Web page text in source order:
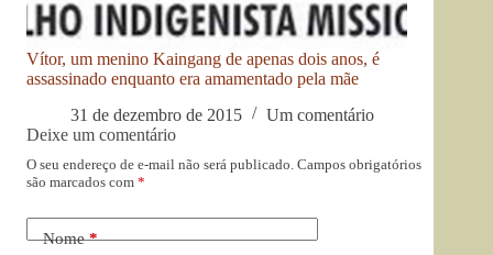
Vítor, um menino Kaingang de apenas dois anos, é
assassinado enquanto era amamentado pela mãe
31 de dezembro de 2015
Um comentário
Deixe um comentário
O seu endereço de e-mail não será publicado. Campos obrigatórios
são marcados com *
Nome*